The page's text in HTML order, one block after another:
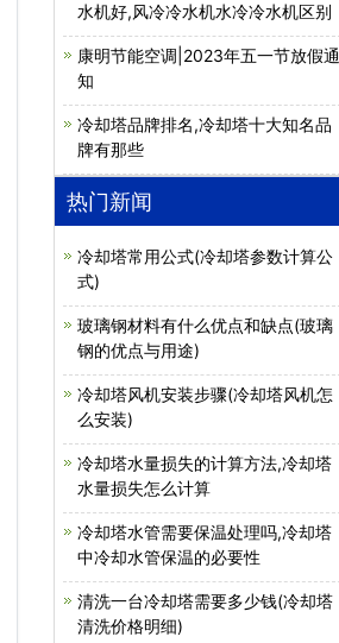
水机好,风冷冷水机水冷冷水机区别
康明节能空调|2023年五一节放假通
知
冷却塔品牌排名,冷却塔十大知名品
牌有那些
热门新闻
冷却塔常用公式(冷却塔参数计算公
式)
玻璃钢材料有什么优点和缺点(玻璃
钢的优点与用途)
冷却塔风机安装步骤(冷却塔风机怎
么安装)
冷却塔水量损失的计算方法,冷却塔
水量损失怎么计算
冷却塔水管需要保温处理吗,冷却塔
中冷却水管保温的必要性
清洗一台冷却塔需要多少钱(冷却塔
清洗价格明细)